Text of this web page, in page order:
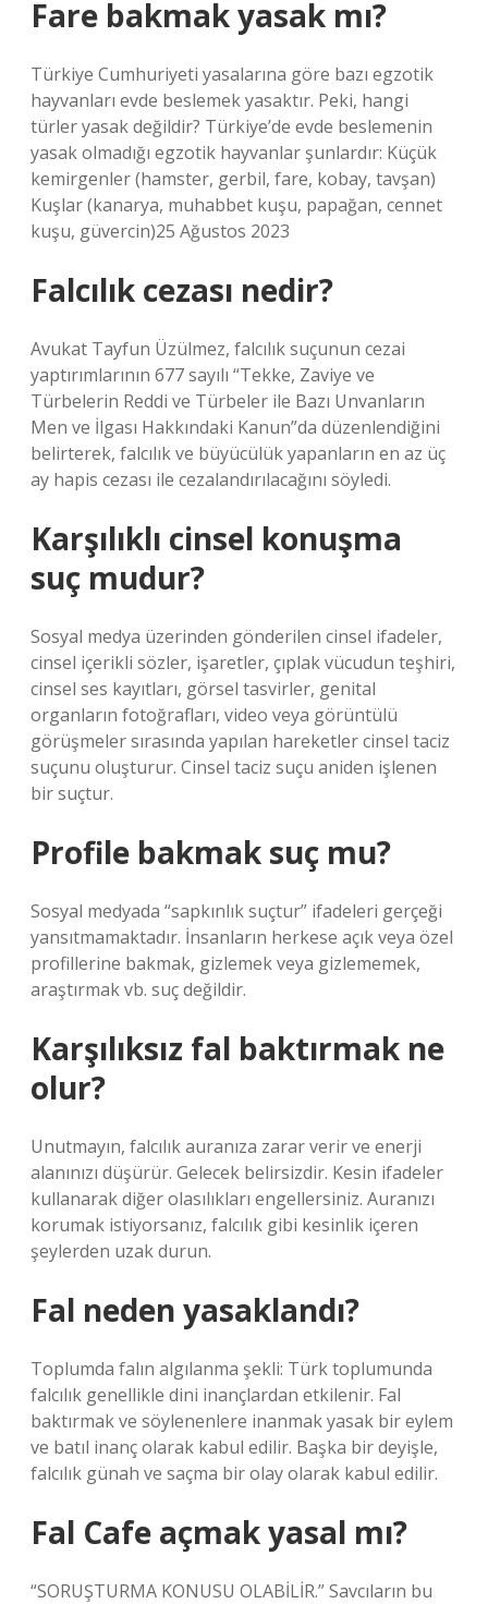
Fare bakmak yasak mı?
Türkiye Cumhuriyeti yasalarına göre bazı egzotik
hayvanları evde beslemek yasaktır. Peki, hangi
türler yasak değildir? Türkiye’de evde beslemenin
yasak olmadığı egzotik hayvanlar şunlardır: Küçük
kemirgenler (hamster, gerbil, fare, kobay, tavşan)
Kuşlar (kanarya, muhabbet kuşu, papağan, cennet
kuşu, güvercin)25 Ağustos 2023
Falcılık cezası nedir?
Avukat Tayfun Üzülmez, falcılık suçunun cezai
yaptırımlarının 677 sayılı “Tekke, Zaviye ve
Türbelerin Reddi ve Türbeler ile Bazı Unvanların
Men ve İlgası Hakkındaki Kanun”da düzenlendiğini
belirterek, falcılık ve büyücülük yapanların en az üç
ay hapis cezası ile cezalandırılacağını söyledi.
Karşılıklı cinsel konuşma
suç mudur?
Sosyal medya üzerinden gönderilen cinsel ifadeler,
cinsel içerikli sözler, işaretler, çıplak vücudun teşhiri,
cinsel ses kayıtları, görsel tasvirler, genital
organların fotoğrafları, video veya görüntülü
görüşmeler sırasında yapılan hareketler cinsel taciz
suçunu oluşturur. Cinsel taciz suçu aniden işlenen
bir suçtur.
Profile bakmak suç mu?
Sosyal medyada “sapkınlık suçtur” ifadeleri gerçeği
yansıtmamaktadır. İnsanların herkese açık veya özel
profillerine bakmak, gizlemek veya gizlememek,
araştırmak vb. suç değildir.
Karşılıksız fal baktırmak ne
olur?
Unutmayın, falcılık auranıza zarar verir ve enerji
alanınızı düşürür. Gelecek belirsizdir. Kesin ifadeler
kullanarak diğer olasılıkları engellersiniz. Auranızı
korumak istiyorsanız, falcılık gibi kesinlik içeren
şeylerden uzak durun.
Fal neden yasaklandı?
Toplumda falın algılanma şekli: Türk toplumunda
falcılık genellikle dini inançlardan etkilenir. Fal
baktırmak ve söylenenlere inanmak yasak bir eylem
ve batıl inanç olarak kabul edilir. Başka bir deyişle,
falcılık günah ve saçma bir olay olarak kabul edilir.
Fal Cafe açmak yasal mı?
“SORUŞTURMA KONUSU OLABİLİR.” Savcıların bu